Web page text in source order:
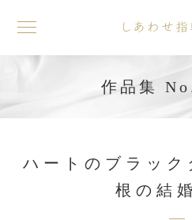
toggle
navigation
作品集
ハートのブラック
根の結